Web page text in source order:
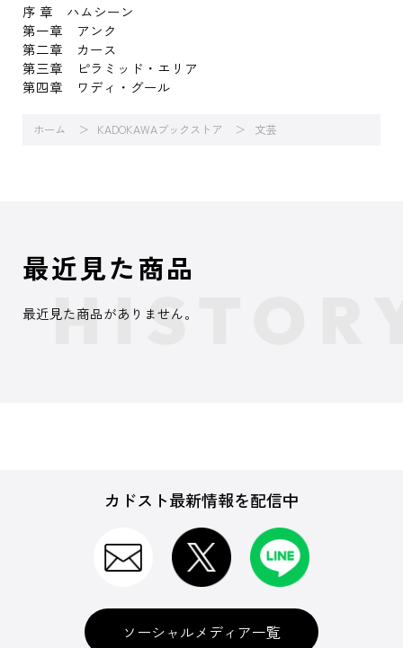
序 章 ハムシーン
第一章 アンク
第二章 カース
第三章 ピラミッド・エリア
第四章 ワディ・グール
ホーム KADOKAWAブックストア 文芸
最近見た商品
最近見た商品がありません。
カドスト最新情報を配信中
ソーシャルメディア一覧